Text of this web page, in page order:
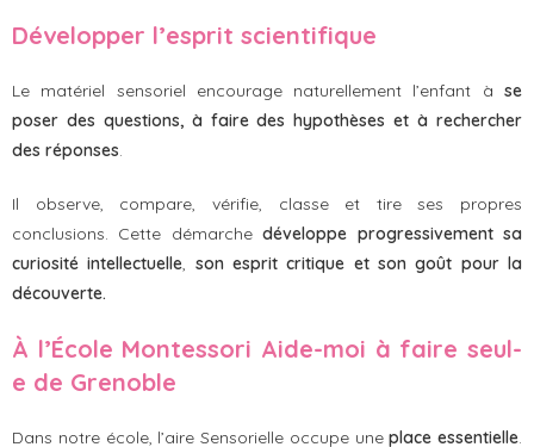
Développer l’esprit scientifique
Le matériel sensoriel encourage naturellement l’enfant à se
poser des questions, à faire des hypothèses et à rechercher
des réponses.
Il observe, compare, vérifie, classe et tire ses propres
conclusions. Cette démarchedéveloppe progressivement sa
curiosité intellectuelle, son esprit critique et son goût pour la
découverte.
À l’École Montessori Aide-moi à faire seul-
e de Grenoble
Dans notre école, l’aire Sensorielle occupe uneplace essentielle.